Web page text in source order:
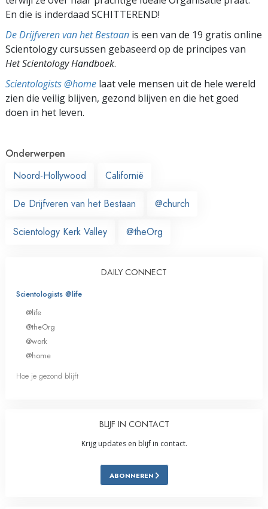
En die is inderdaad SCHITTEREND!
De Drijfveren van het Bestaan is een van de 19 gratis online
Scientology cursussen gebaseerd op de principes van
Het Scientology Handboek.
Scientologists @home laat vele mensen uit de hele wereld
zien die veilig blijven, gezond blijven en die het goed
doen in het leven.
Onderwerpen
Noord-Hollywood
Californië
De Drijfveren van het Bestaan @church
Scientology Kerk Valley @theOrg
DAILY CONNECT
Scientologists @life
@life
@theOrg
@work
@home
Hoe je gezond blijft
BLIJF IN CONTACT
Krijg updates en blijf in contact.
ABONNEREN